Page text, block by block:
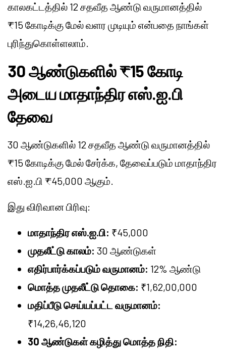
காலகட்டத்தில் 12 சதவீத ஆண்டு வருமானத்தில்
₹15 கோடிக்கு மேல் வளர முடியும் என்பதை நாங்கள்
புரிந்துகொள்ளலாம்.
30 ஆண்டுகளில் ₹15 கோடி
அடைய மாதாந்திர எஸ்.ஐ.பி
தேவை
30 ஆண்டுகளில் 12 சதவீத ஆண்டு வருமானத்தில்
₹15 கோடிக்கு மேல் சேர்க்க, தேவைப்படும் மாதாந்திர
எஸ்.ஐ.பி ₹45,000 ஆகும்.
இது விரிவான பிரிவு:
மாதாந்திர எஸ்.ஐ.பி: ₹45,000
முதலீட்டு காலம்: 30 ஆண்டுகள்
எதிர்பார்க்கப்படும் வருமானம்: 12% ஆண்டு
மொத்த முதலீட்டு தொகை: ₹1,62,00,000
மதிப்பீடு செய்யப்பட்ட வருமானம்:
₹14,26,46,120
30 ஆண்டுகள் கழித்து மொத்த நிதி: